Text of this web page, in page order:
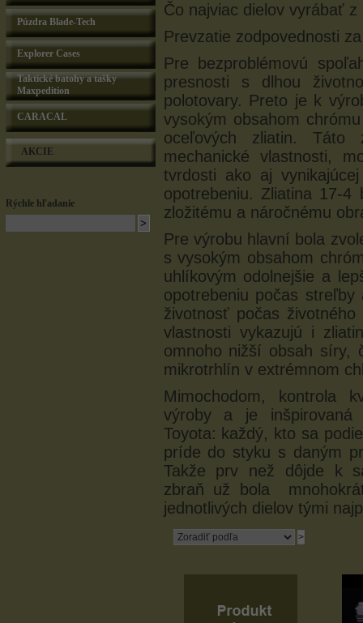
Púzdra Blade-Tech
Explorer Cases
Taktické batohy a tašky
Maxpedition
CARACAL
AKCIE
Rýchle hľadanie
Čo najviac dielov vyrábať z
Prevzatie zodpovednosti
Pre bezproblémovú
presnosti s dlhou
polotovary. Preto je k
vysokým obsahom
oceľových zliatin. Táto
mechanické vlastnosti,
tvrdosti ako aj
opotrebeniu. Zliatina 17-
zložitému a náročnému
Pre výrobu hlavní bola
s vysokým obsahom
uhlíkovým odolnejšie a
opotrebeniu počas
životnosť počas
vlastnosti vykazujú i
omnoho nižší obsah síry,
mikrotrhlín v extrémnom
Mimochodom, kontrola
výroby a je inšpirovaná
Toyota: každý, kto sa
príde do styku s daným
Takže prv než dôjde k
zbraň už bola
jednotlivých dielov tými